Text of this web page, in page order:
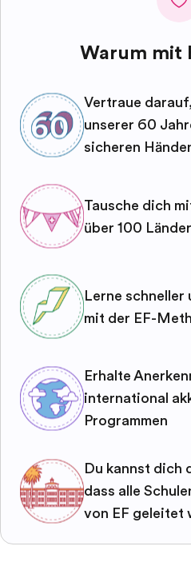
Warum mit
Vertraue
unserer 60
sicheren
Tausche dich
über 100
Lerne
mit der EF-
Erhalte
international
Programmen
Du kannst dich
dass alle
von EF geleitet